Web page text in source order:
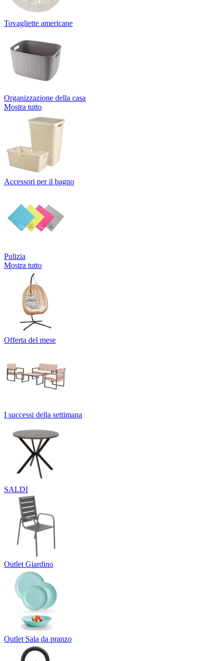
Tovagliette americane
Organizzazione della casa
Mostra tutto
Accessori per il bagno
Pulizia
Mostra tutto
Offerta del mese
I successi della settimana
SALDI
Outlet Giardino
Outlet Sala da pranzo